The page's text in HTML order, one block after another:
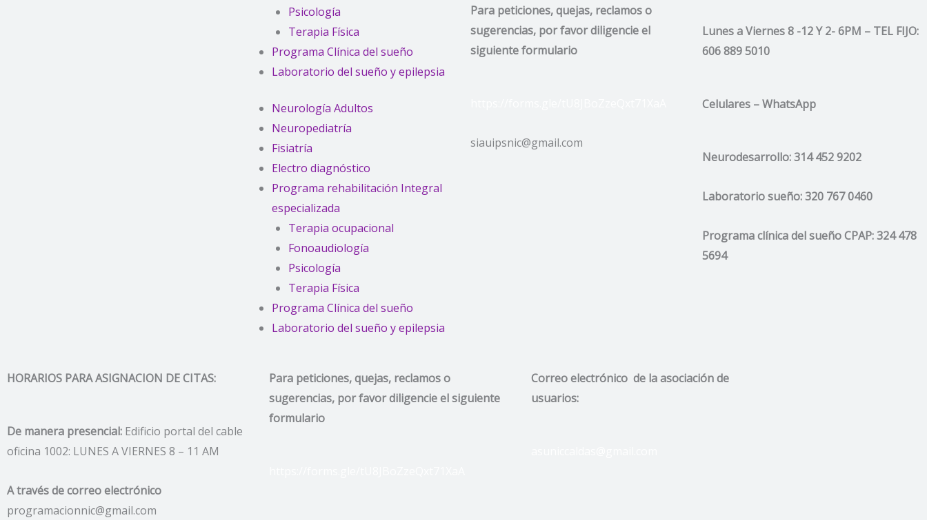
Psicología
Terapia Física
Programa Clínica del sueño
Laboratorio del sueño y epilepsia
Neurología Adultos
Neuropediatría
Fisiatría
Electro diagnóstico
Programa rehabilitación Integral
especializada
Terapia ocupacional
Fonoaudiología
Psicología
Terapia Física
Programa Clínica del sueño
Laboratorio del sueño y epilepsia
Para peticiones, quejas, reclamos o
sugerencias, por favor diligencie el
siguiente formulario
siauipsnic@gmail.com
Lunes a Viernes 8 -12 Y 2- 6PM – TEL FIJO:
606 889 5010
Celulares – WhatsApp
Neurodesarrollo:314 452 9202
Laboratorio sueño:320 767 0460
Programa clínica del sueño CPAP: 324 478
5694
HORARIOS PARA ASIGNACION DE CITAS:
De manera presencial: Edificio portal del cable
oficina 1002: LUNES A VIERNES 8 – 11 AM
A través de correo electrónico
programacionnic@gmail.com
Para peticiones, quejas, reclamos o
sugerencias, por favor diligencie el siguiente
formulario
Correo electrónico de la asociación de
usuarios: